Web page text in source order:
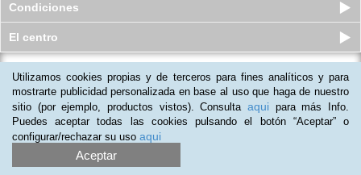
Condiciones
El centro
Pack 3 Cursos virtuales (Online):
Monitor de Mindfulness + Coa...
Plazas agotadas
$ 2.121.000 $369.000
Utilizamos cookies propias y de terceros para fines analíticos y para
mostrarte publicidad personalizada en base al uso que haga de nuestro
sitio (por ejemplo, productos vistos). Consulta aqui para más Info.
Puedes aceptar todas las cookies pulsando el botón “Aceptar” o
configurar/rechazar su uso aqui
Aceptar